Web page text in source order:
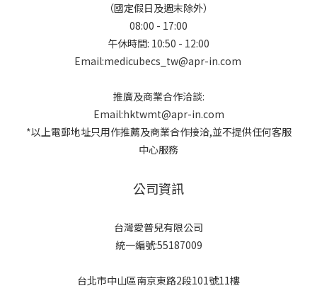
（國定假日及週末除外）
08:00 - 17:00
午休時間: 10:50 - 12:00
Email:medicubecs_tw@apr-in.com
推廣及商業合作洽談:
Email:hktwmt@apr-in.com
*以上電郵地址只用作推薦及商業合作接洽,並不提供任何客服
中心服務
公司資訊
台灣愛普兒有限公司
統一編號:55187009
台北市中山區南京東路2段101號11樓